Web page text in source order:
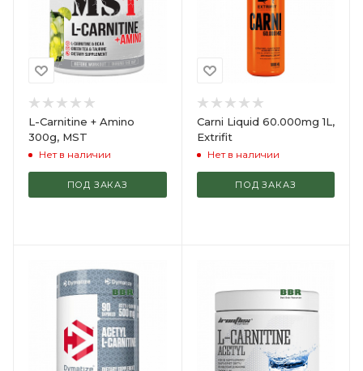
L-Carnitine + Amino
300g, MST
Нет в наличии
ПОД ЗАКАЗ
Carni Liquid 60.000mg 1L,
Extrifit
Нет в наличии
ПОД ЗАКАЗ